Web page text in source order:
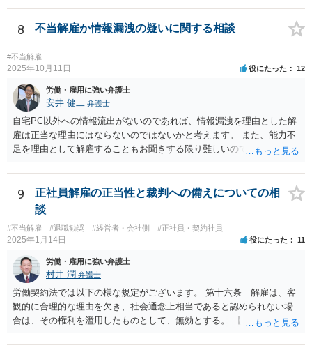
は年俸が1200万円と高かったこともあり、復職を希望しております。
復職の気持ちを萎えさす意味で、ずるずると、裁判を引き延ばしてい
る作戦もあるのでしょうか？ 原告は、その年俸に執着があるというこ
からと言って復職の気持ちが萎えるということはあまりありません。
クペイに対する期待から、萎える理由はまず見当たりません。 つまり
会社も原告の取下を狙っているという作戦の問題ではなく、上記、顧
問会社の意思の問題だと思われます。 ＞反論の書面も、矛盾だらけの
反論となっており、論理破綻もしており、もうダメです。担当役員の
言葉をそのまま、文章にしたのか、一貫したストーリー性もありませ
をそのまま事実主張するしかありません。事実として矛盾がないよう
にストーリー性を与えるとそれは事実の捏造を伴うからです。
や配置転換などの改善措置を尽くした記録 を揃えないと、裁判所は
「合理的な解雇理由」とは認めないためです。 そのため、「能力不
足」で解雇を争われると、会社側が立証責任を果たせず、まず裁判に
勝てない（＝解雇無効と判断されやすい）のです。 ご質問者様のイメ
ージとは逆で、「高年俸・高度専門職だからこそ」、客観性・合理性
をより厳しく求められ、能力不足理由で解雇が認められるハードルは
むしろ高くなります。 中途の高度人材を能力不足で解雇するときは、
① 導入期の評価基準と実績の比較 ② 複数回にわたる注意・指導・教
育の実施 ③ 配置転換などほかの改善策の検討 などをしっかり記録し
ておかないと、解雇は無効とされる可能性が極めて高いです。
8 不当解雇か情報漏洩の疑いに関する相談
#不当解雇
2025年10月11日 役にたった 12
労働・雇用に強い弁護士
安井 健二 弁護士
自宅PC以外への情報流出がないのであれば、情報漏洩を理由とした解
雇は正当な理由にはならないのではないかと考えます。 また、能力不
足を理由として解雇することもお聞きする限り難しいのではないかと
勧めします。
9
正社員解雇の正当性と裁判への備えについての相
談
#不当解雇 #退職勧奨 #経営者・会社側 #正社員・契約社員
2025年1月14日 役にたった 11
労働・雇用に強い弁護士
村井 潤 弁護士
労働契約法では以下の様な規定がございます。 第十六条 解雇は、客
観的に合理的な理由を欠き、社会通念上相当であると認められない場
合は、その権利を濫用したものとして、無効とする。 【ご質問１に対
ような命令を下し、それにどの様な逆らい方をしたのかによっては、